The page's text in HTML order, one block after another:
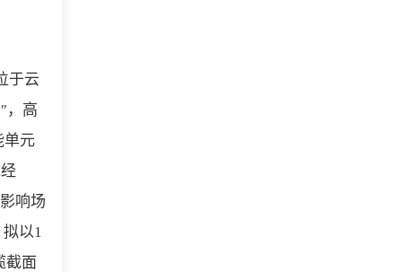
于云
，高
单元
响场
以1
截面